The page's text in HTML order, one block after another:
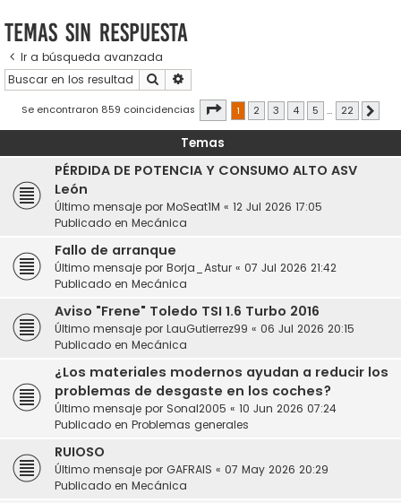
Temas sin respuesta
Ir a búsqueda avanzada
Buscar
Se encontraron 859 coincidencias Página de 22
1 2 3 4 5 … 22
Temas
PÉRDIDA DE POTENCIA Y CONSUMO ALTO ASV
León
Último mensaje por MoSeat1M « 12 Jul 2026 17:05
Publicado en Mecánica
Fallo de arranque
Último mensaje por Borja_Astur « 07 Jul 2026 21:42
Publicado en Mecánica
Aviso "Frene" Toledo TSI 1.6 Turbo 2016
Último mensaje por LauGutierrez99 « 06 Jul 2026 20:15
Publicado en Mecánica
¿Los materiales modernos ayudan a reducir los
problemas de desgaste en los coches?
Último mensaje por Sonal2005 « 10 Jun 2026 07:24
Publicado en Problemas generales
RUIOSO
Último mensaje por GAFRAIS « 07 May 2026 20:29
Publicado en Mecánica